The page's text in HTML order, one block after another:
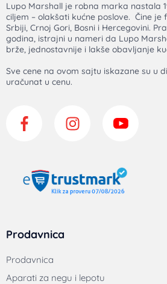
Lupo Marshall je robna marka nastala
ciljem – olakšati kućne poslove. Čine
Srbiji, Crnoj Gori, Bosni i Hercegovini.
godina, istrajni u nameri da Lupo
brže, jednostavnije i lakše obavljanje
Sve cene na ovom sajtu iskazane su u
uračunat u cenu.
Prodavnica
Prodavnica
Aparati za negu i lepotu